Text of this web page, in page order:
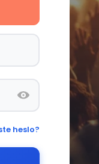
heslo?